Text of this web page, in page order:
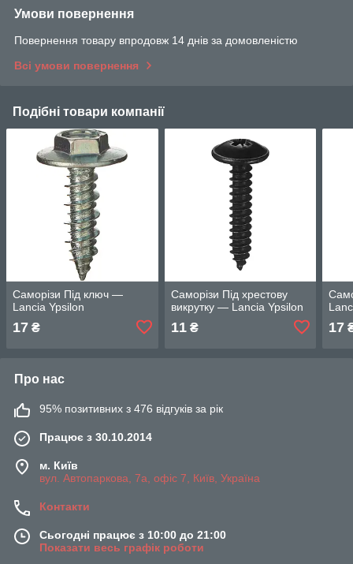
Умови повернення
Повернення товару впродовж 14 днів за домовленістю
Всі умови повернення
Подібні товари компанії
Саморізи Під ключ —
Lancia Ypsilon
17 ₴
Саморізи Під хрестову
викрутку — Lancia Ypsilon
11₴ 17
Про нас
95% позитивних з 476 відгуків за рік
Працює з 30.10.2014
м. Київ
вул. Автопаркова, 7а, офіс 7, Київ, Україна
Контакти
Сьогодні працює з 10:00 до 21:00
Показати весь графік роботи